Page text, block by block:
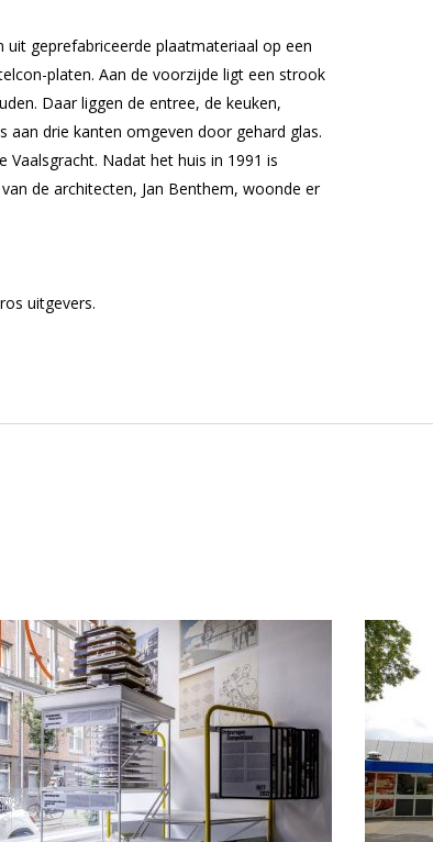
uit geprefabriceerde plaatmateriaal op een
platen. Aan de voorzijde ligt een strook
Daar liggen de entree, de keuken,
aan drie kanten omgeven door gehard glas.
Nadat het huis in 1991 is
de architecten, Jan Benthem, woonde er
uitgevers.